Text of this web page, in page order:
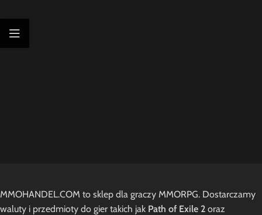
MMOHANDEL.COM to sklep dla graczy MMORPG. Dostarczamy
waluty i przedmioty do gier takich jak Path of Exile 2 oraz